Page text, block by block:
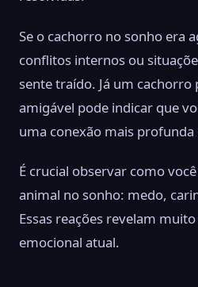
Se o cachorro no sonho era
conflitos internos ou
sente traído. Já um cachorro
amigável pode indicar que
uma conexão mais
É crucial observar como
animal no sonho: medo,
Essas reações revelam
emocional atual.